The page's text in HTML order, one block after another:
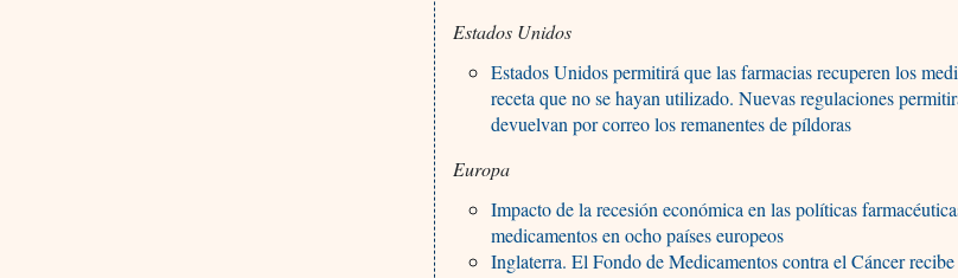
Estados Unidos
Estados Unidos permitirá que las farmacias recuperen los
receta que no se hayan utilizado. Nuevas regulaciones
devuelvan por correo los remanentes de píldoras
Europa
Impacto de la recesión económica en las políticas
medicamentos en ocho países europeos
Inglaterra. El Fondo de Medicamentos contra el Cáncer